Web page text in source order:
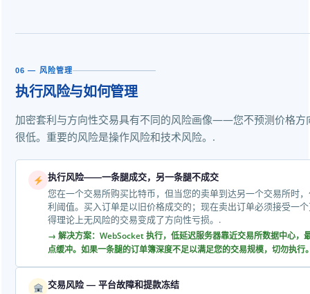
06 — 风险管理
执行风险与如何管理
加密套利与方向性交易具有不同的风险画像——您不预测价格方
很低。重要的风险是操作风险和技术风险。.
执行风险——一条腿成交，另一条腿不成交
您在一个交易所购买比特币，但当您的卖单到达另一个交易所时
利阈值。买入订单是以旧价格成交的；现在卖出订单必须接受一
得理论上无风险的交易变成了方向性亏损。.
→ 解决方案：WebSocket 执行，低延迟服务器靠近交易所数据中心，
点缓冲。如果一条腿的订单簿深度不足以满足您的交易规模，切勿执行
交易风险 — 平台故障和提款冻结